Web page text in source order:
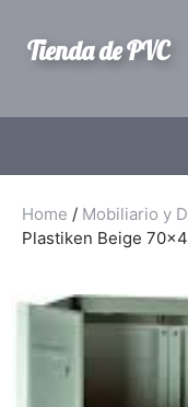
Tienda de PVC
Home / Mobiliario y
Plastiken Beige